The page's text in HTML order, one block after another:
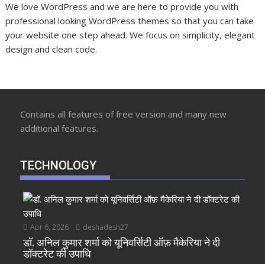
We love WordPress and we are here to provide you with
professional looking WordPress themes so that you can take
your website one step ahead. We focus on simplicity, elegant
design and clean code.
Contains all features of free version and many new
additional features.
TECHNOLOGY
Apr 6, 2026 deshadesh27
डॉ. अनिल कुमार शर्मा को यूनिवर्सिटी ऑफ़ मैकेरिया ने दी
डॉक्टरेट की उपाधि